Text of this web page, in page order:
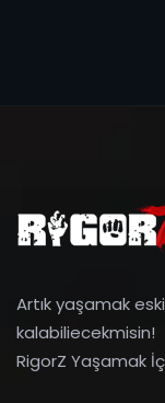
Artık yaşamak
kalabiliecekmisin!
RigorZ Yaşamak